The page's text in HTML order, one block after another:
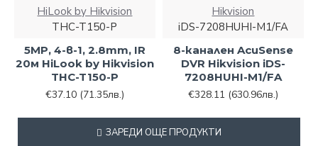
HiLook by Hikvision
THC-T150-P
5MP, 4-в-1, 2.8mm, IR
20м HiLook by Hikvision
THC-T150-P
€37.10 (71.35лв.)
Hikvision
iDS-7208HUHI-M1/FA
8-канален AcuSense
DVR Hikvision iDS-
7208HUHI-M1/FA
€328.11 (630.96лв.)
ЗАРЕДИ ОЩЕ ПРОДУКТИ